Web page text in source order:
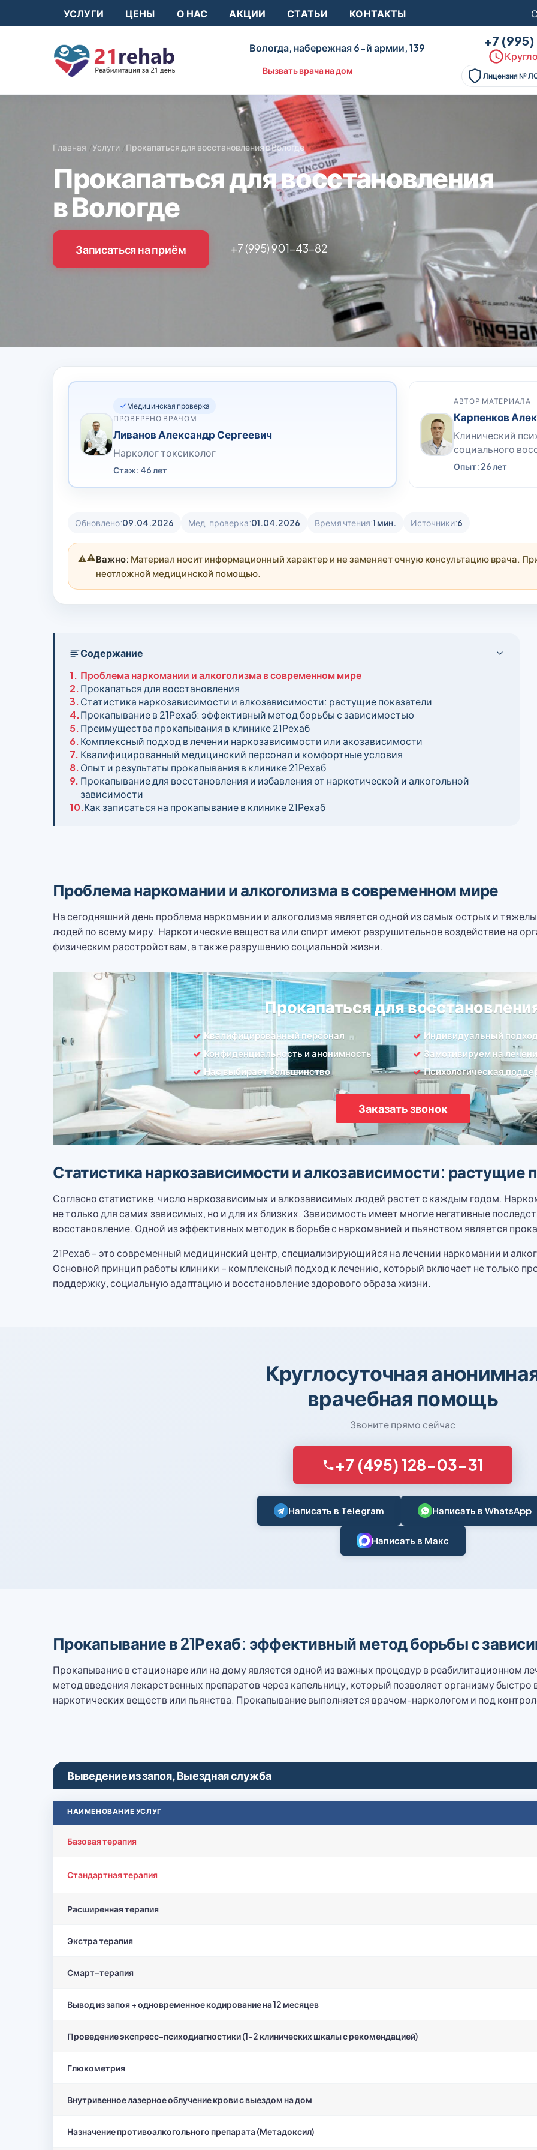
УСЛУГИ ЦЕНЫ О НАС АКЦИИ СТАТЬИ КОНТАКТЫ
Вологда, набережная 6-й армии, 139
Вызвать врача на дом
+7
Лицензия №
Главная Услуги Прокапаться для восстановления в Вологде
Прокапаться для восстановления
в Вологде
Записаться на приём +7 (995) 901-43-82
Медицинская проверка
ПРОВЕРЕНО ВРАЧОМ
Ливанов Александр Сергеевич
Нарколог токсиколог
Стаж: 46 лет
АВТОР МАТЕРИАЛА
Карпенков
Клинический
социального
Опыт: 26 лет
Обновлено:09.04.2026 Мед. проверка:01.04.2026 Время чтения:1 мин. Источники:6
⚠️Важно: Материал носит информационный характер и не заменяет очную консультацию врача.
неотложной медицинской помощью.
Содержание
1. Проблема наркомании и алкоголизма в современном мире
2.Прокапаться для восстановления
3.Статистика наркозависимости и алкозависимости: растущие показатели
4.Прокапывание в 21Рехаб: эффективный метод борьбы с зависимостью
5.Преимущества прокапывания в клинике 21Рехаб
6.Комплексный подход в лечении наркозависимости или акозависимости
7. Квалифицированный медицинский персонал и комфортные условия
8.Опыт и результаты прокапывания в клинике 21Рехаб
9. Прокапывание для восстановления и избавления от наркотической и алкогольной
зависимости
10.Как записаться на прокапывание в клинике 21Рехаб
Проблема наркомании и алкоголизма в современном мире
На сегодняшний день проблема наркомании и алкоголизма является одной из самых острых и
людей по всему миру. Наркотические вещества или спирт имеют разрушительное воздействие на
физическим расстройствам, а также разрушению социальной жизни.
Прокапаться для
Квалифицированный персонал
Индивидуальный
Конфиденциальность и анонимность
Замотивируем на
Нас выбирает большинство
Психологическая
Заказать звонок
Статистика наркозависимости и алкозависимости: растущие
Согласно статистике, число наркозависимых и алкозависимых людей растет с каждым годом.
не только для самих зависимых, но и для их близких. Зависимость имеет многие негативные
восстановление. Одной из эффективных методик в борьбе с наркоманией и пьянством является
21Рехаб – это современный медицинский центр, специализирующийся на лечении наркомании и
Основной принцип работы клиники – комплексный подход к лечению, который включает не только
поддержку, социальную адаптацию и восстановление здорового образа жизни.
Круглосуточная
врачебная помощь
Звоните прямо сейчас
+7 (495) 128-03-31
Написать в Telegram Написать в WhatsApp
Написать в Макс
Прокапывание в 21Рехаб: эффективный метод борьбы с
Прокапывание в стационаре или на дому является одной из важных процедур в реабилитационном
метод введения лекарственных препаратов через капельницу, который позволяет организму
наркотических веществ или пьянства. Прокапывание выполняется врачом-наркологом и под
Выведение из запоя, Выездная служба
НАИМЕНОВАНИЕ УСЛУГ
Базовая терапия
Стандартная терапия
Расширенная терапия
Экстра терапия
Смарт-терапия
Вывод из запоя + одновременное кодирование на 12 месяцев
Проведение экспресс-психодиагностики (1-2 клинических шкалы с рекомендацией)
Глюкометрия
Внутривенное лазерное облучение крови с выездом на дом
Назначение противоалкогольного препарата (Метадоксил)